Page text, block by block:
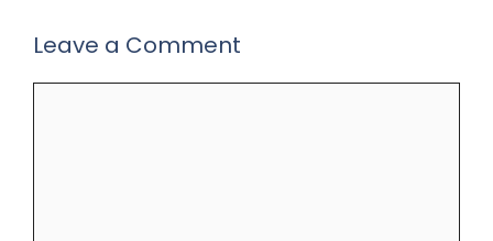
Leave a Comment